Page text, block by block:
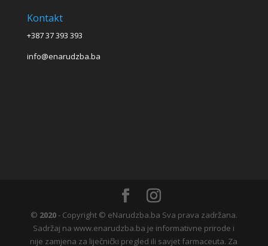
Kontakt
+387 37 393 393
info@enarudzba.ba
© 2020- Copyright © eNarudzba.ba Sva prava zadržana.
Sadržaj na www.enarudzba.ba je informativne prirode i
nije zamjena za liječnički pregled ili savjet farmaceuta. Za